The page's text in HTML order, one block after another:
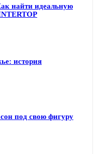
найти идеальную
история
под свою фигуру